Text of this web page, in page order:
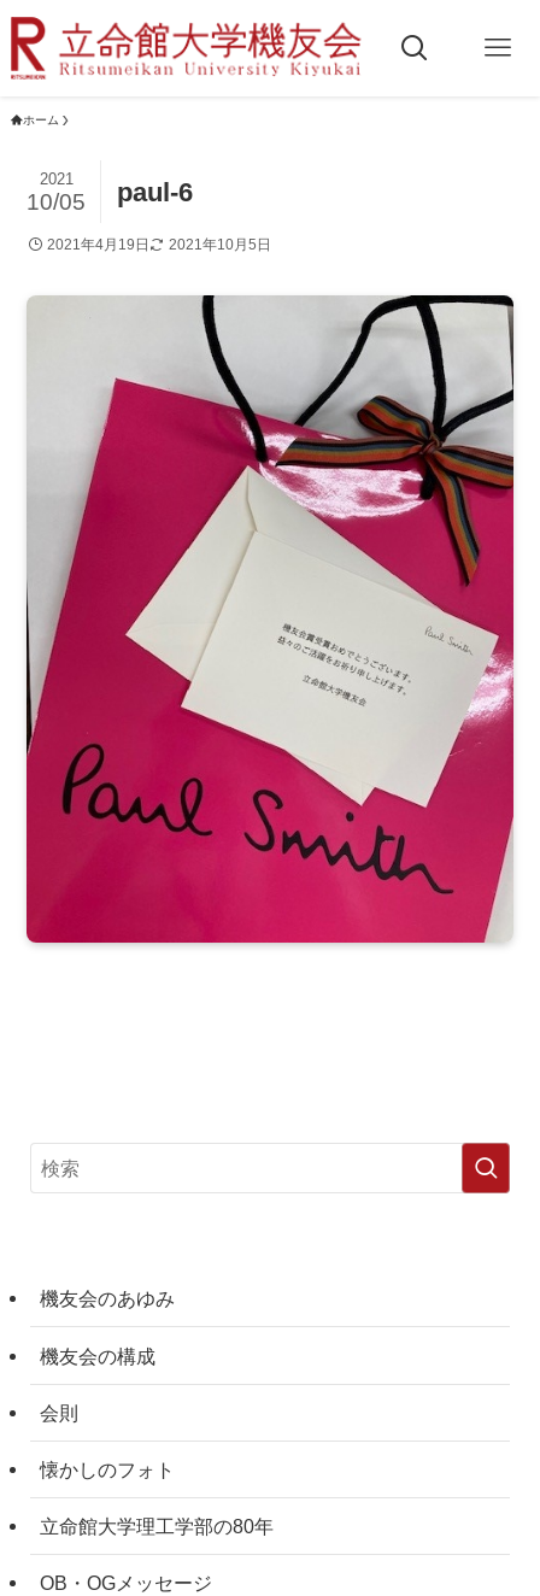
ホーム
paul-6
2021
10/05
2021年4月19日 2021年10月5日
機友会のあゆみ
機友会の構成
会則
懐かしのフォト
立命館大学理工学部の80年
OB・OGメッセージ